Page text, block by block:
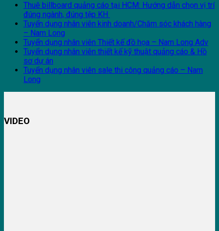
Thuê billboard quảng cáo tại HCM: Hướng dẫn chọn vị trí
đúng ngành, đúng tệp KH
Tuyển dụng nhân viên kinh doanh/Chăm sóc khách hàng
– Nam Long
Tuyển dụng nhân viên Thiết kế đồ họa – Nam Long Adv
Tuyển dụng nhân viên thiết kế kỹ thuật quảng cáo & Hồ
sơ dự án
Tuyển dụng nhân viên sale thi công quảng cáo – Nam
Long
VIDEO